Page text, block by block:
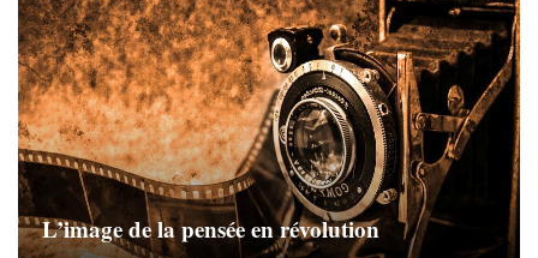
L’image de la pensée en révolution